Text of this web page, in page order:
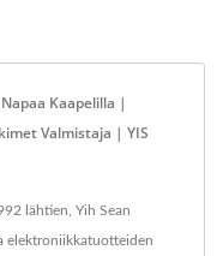
Kaapelilla |
Valmistaja | YIS
lähtien, Yih Sean
elektroniikkatuotteiden